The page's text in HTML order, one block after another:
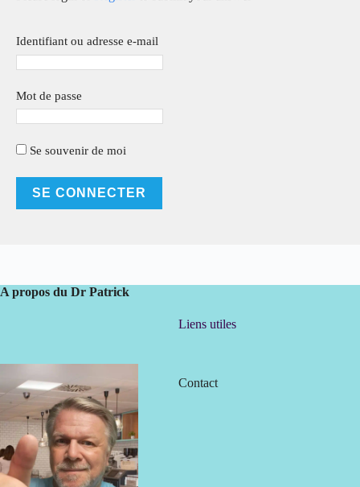
Identifiant ou adresse e-mail
Mot de passe
Se souvenir de moi
A propos du Dr Patrick
Liens utiles
Contact